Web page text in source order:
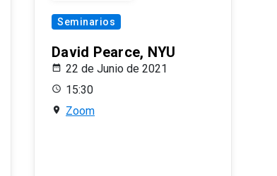
Seminarios
David Pearce, NYU
22 de Junio de 2021
15:30
Zoom